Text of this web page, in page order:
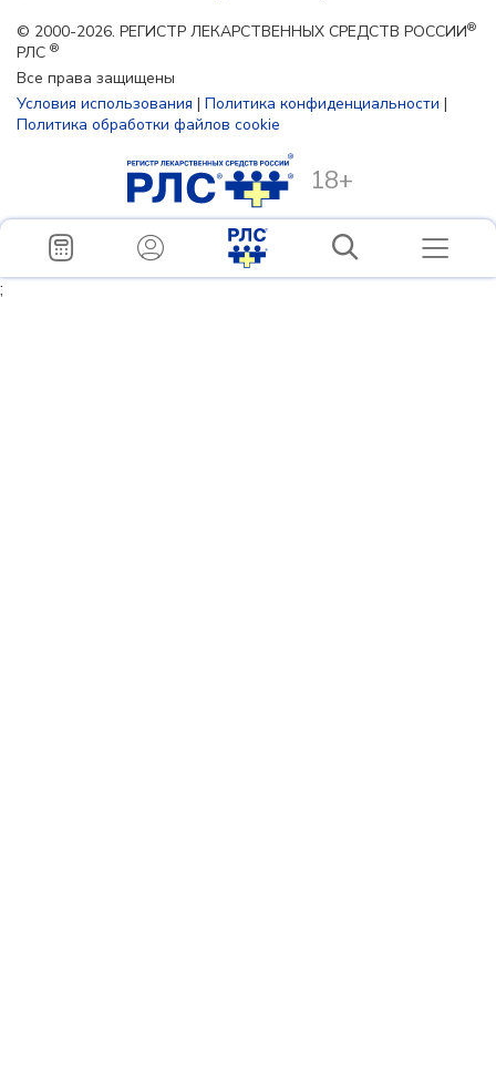
© 2000-2026. РЕГИСТР ЛЕКАРСТВЕННЫХ СРЕДСТВ РОССИИ®
РЛС ®
Все права защищены
Условия использования | Политика конфиденциальности |
Политика обработки файлов cookie
18+
;